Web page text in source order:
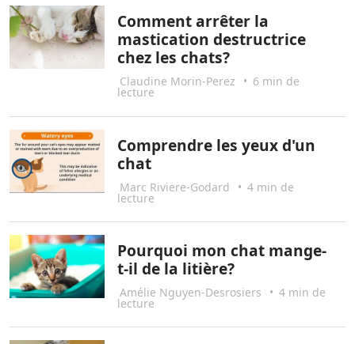
Comment arrêter la
mastication destructrice
chez les chats?
Claudine Morin-Perez • 6 min de
lecture
Comprendre les yeux d'un
chat
Marc Riviere-Godard • 4 min de
lecture
Pourquoi mon chat mange-
t-il de la litière?
Amélie Nguyen-Desrosiers • 4 min de
lecture